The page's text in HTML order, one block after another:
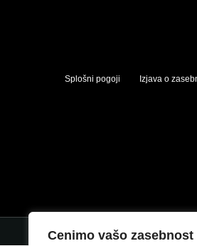
Cenimo vašo zasebnost
Splošni pogoji Izjava o